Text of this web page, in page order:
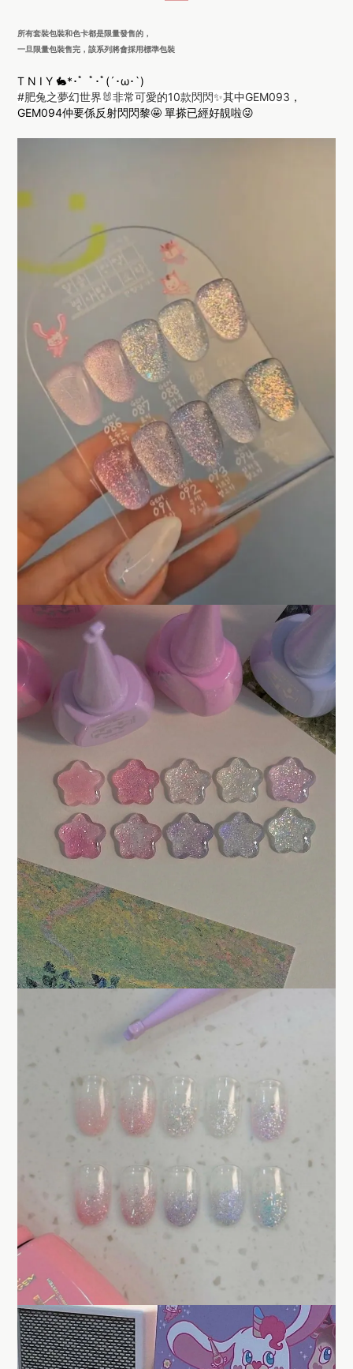
所有套裝包裝和色卡都是限量發售的，
一旦限量包裝售完，該系列將會採用標準包裝
T N I Y 🐇*･゜ﾟ･ﾟ(´･ω･`)
#肥兔之夢幻世界🐰非常可愛的10款閃閃✨其中GEM093 ，
GEM094仲要係反射閃閃黎🤩 單搽已經好靚啦😜